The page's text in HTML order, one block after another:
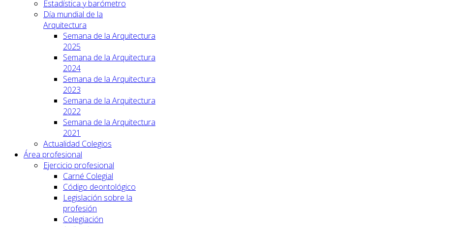
Estadística y barómetro
Día mundial de la
Arquitectura
Semana de la Arquitectura
2025
Semana de la Arquitectura
2024
Semana de la Arquitectura
2023
Semana de la Arquitectura
2022
Semana de la Arquitectura
2021
Actualidad Colegios
Área profesional
Ejercicio profesional
Carné Colegial
Código deontológico
Legislación sobre la
profesión
Colegiación